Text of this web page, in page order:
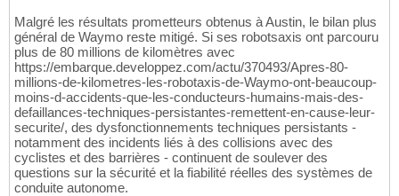
Malgré les résultats prometteurs obtenus à Austin, le bilan plus
général de Waymo reste mitigé. Si ses robotsaxis ont parcouru
plus de 80 millions de kilomètres avec
https://embarque.developpez.com/actu/370493/Apres-80-
millions-de-kilometres-les-robotaxis-de-Waymo-ont-beaucoup-
moins-d-accidents-que-les-conducteurs-humains-mais-des-
defaillances-techniques-persistantes-remettent-en-cause-leur-
securite/, des dysfonctionnements techniques persistants -
notamment des incidents liés à des collisions avec des
cyclistes et des barrières - continuent de soulever des
questions sur la sécurité et la fiabilité réelles des systèmes de
conduite autonome.